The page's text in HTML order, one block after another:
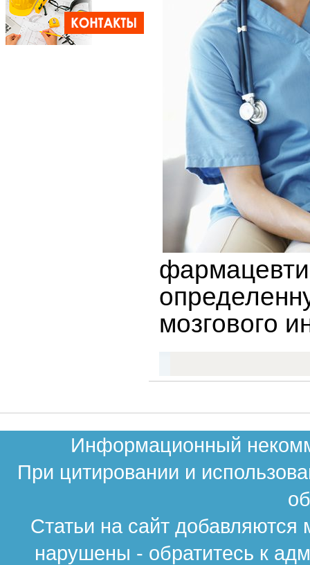
мозгового
Информационный
При цитировании и
Статьи на сайт
нарушены - обратитесь к